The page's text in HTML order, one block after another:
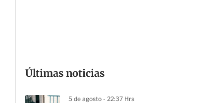
Últimas noticias
5 de agosto - 22:37 Hrs